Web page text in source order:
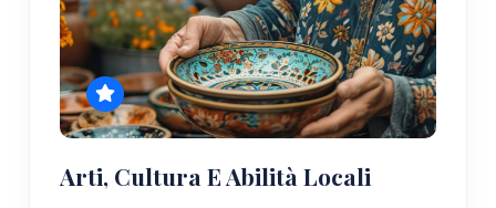
Arti, Cultura E Abilità Locali